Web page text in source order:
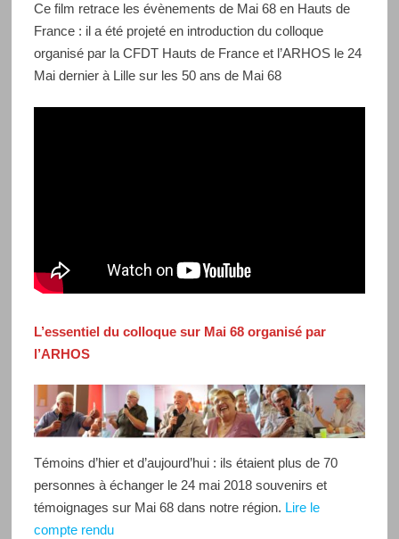
Ce film retrace les évènements de Mai 68 en Hauts de
France : il a été projeté en introduction du colloque
organisé par la CFDT Hauts de France et l’ARHOS le 24
Mai dernier à Lille sur les 50 ans de Mai 68
L’essentiel du colloque sur Mai 68 organisé par
l’ARHOS
Témoins d’hier et d’aujourd’hui : ils étaient plus de 70
personnes à échanger le 24 mai 2018 souvenirs et
témoignages sur Mai 68 dans notre région. Lire le
compte rendu